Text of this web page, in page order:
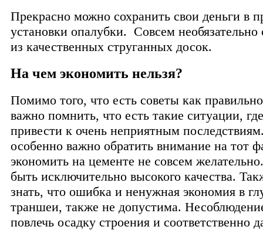
Прекрасно можно сохранить свои деньги в
установки опалубки. Совсем необязательно
из качественных струганных досок.
На чем экономить нельзя?
Помимо того, что есть советы как
важно помнить, что есть такие ситуации,
привести к очень неприятным
особенно важно обратить внимание на тот
экономить на цементе не совсем
быть исключительно высокого качества.
знать, что ошибка и ненужная экономия в
траншеи, также не допустима.
повлечь осадку строения и соответственно